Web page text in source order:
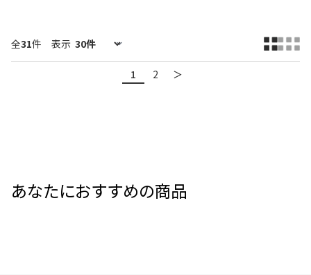
全31件 表示
1 2 ＞
あなたにおすすめの商品